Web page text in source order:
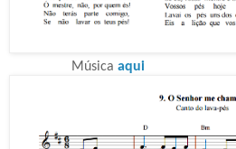
Música aqui